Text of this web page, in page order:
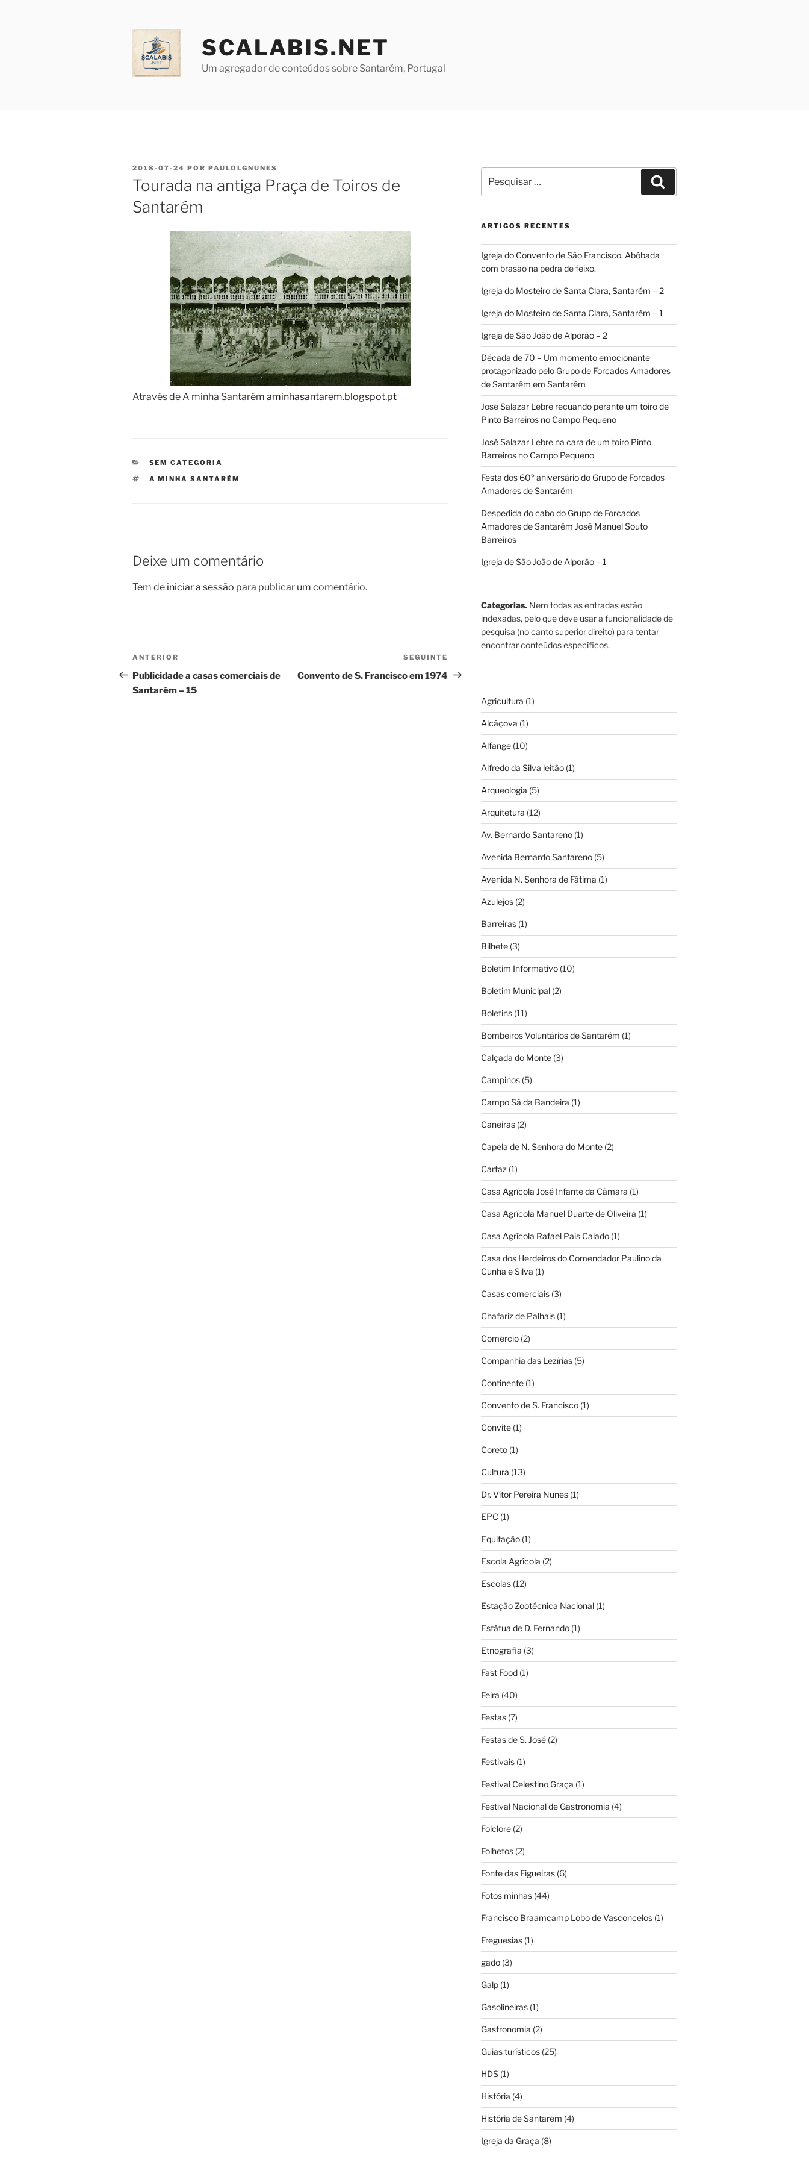
SCALABIS.NET
Um agregador de conteúdos sobre Santarém, Portugal
PUBLICADO
EM
2018-07-24 POR PAULOLGNUNES
Tourada na antiga Praça de Toiros de
Santarém
Através de A minha Santarém aminhasantarem.blogspot.pt
CATEGORIAS
SEM CATEGORIA
ETIQUETAS
A MINHA SANTARÉM
Deixe um comentário
Tem de iniciar a sessão para publicar um comentário.
Navegação
de
artigos
Conteúdo
anterior
ANTERIOR
Publicidade a casas comerciais de
Santarém – 15
seguinte
SEGUINTE
Convento de S. Francisco em 1974
por:
ARTIGOS RECENTES
Igreja do Convento de São Francisco. Abóbada
com brasão na pedra de feixo.
Igreja do Mosteiro de Santa Clara, Santarém – 2
Igreja do Mosteiro de Santa Clara, Santarém – 1
Igreja de São João de Alporão – 2
Década de 70 – Um momento emocionante
protagonizado pelo Grupo de Forcados Amadores
de Santarém em Santarém
José Salazar Lebre recuando perante um toiro de
Pinto Barreiros no Campo Pequeno
José Salazar Lebre na cara de um toiro Pinto
Barreiros no Campo Pequeno
Festa dos 60º aniversário do Grupo de Forcados
Amadores de Santarém
Despedida do cabo do Grupo de Forcados
Amadores de Santarém José Manuel Souto
Barreiros
Igreja de São João de Alporão – 1
Categorias.Nem todas as entradas estão
indexadas, pelo que deve usar a funcionalidade de
pesquisa (no canto superior direito) para tentar
encontrar conteúdos específicos.
Agricultura (1)
Alcáçova (1)
Alfange(10)
Alfredo da Silva leitão(1)
Arqueologia (5)
Arquitetura (12)
Av. Bernardo Santareno(1)
Avenida Bernardo Santareno(5)
Avenida N. Senhora de Fátima (1)
Azulejos(2)
Barreiras(1)
Bilhete(3)
Boletim Informativo(10)
Boletim Municipal(2)
Boletins(11)
Bombeiros Voluntários de Santarém (1)
Calçada do Monte(3)
Campinos(5)
Campo Sá da Bandeira (1)
Caneiras(2)
Capela de N. Senhora do Monte(2)
Cartaz (1)
Casa Agrícola José Infante da Câmara (1)
Casa Agrícola Manuel Duarte de Oliveira (1)
Casa Agrícola Rafael Pais Calado(1)
Casa dos Herdeiros do Comendador Paulino da
Cunha e Silva (1)
Casas comerciais(3)
Chafariz de Palhais(1)
Comércio(2)
Companhia das Lezírias(5)
Continente(1)
Convento de S. Francisco(1)
Convite(1)
Coreto(1)
Cultura (13)
Dr. Vítor Pereira Nunes(1)
EPC (1)
Equitação(1)
Escola Agrícola (2)
Escolas(12)
Estação Zootécnica Nacional(1)
Estátua de D. Fernando(1)
Etnografia (3)
Fast Food(1)
Feira (40)
Festas(7)
Festas de S. José(2)
Festivais(1)
Festival Celestino Graça (1)
Festival Nacional de Gastronomia (4)
Folclore(2)
Folhetos(2)
Fonte das Figueiras(6)
Fotos minhas(44)
Francisco Braamcamp Lobo de Vasconcelos(1)
Freguesias(1)
gado(3)
Galp(1)
Gasolineiras(1)
Gastronomia (2)
Guias turísticos(25)
HDS(1)
História (4)
História de Santarém (4)
Igreja da Graça (8)